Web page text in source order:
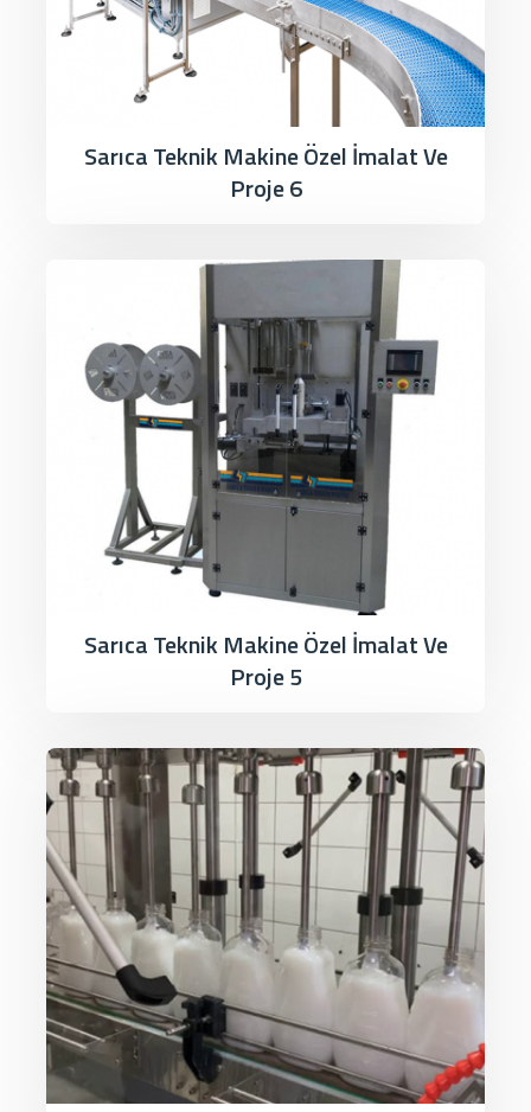
Sarıca Teknik Makine Özel İmalat Ve
Proje 6
Sarıca Teknik Makine Özel İmalat Ve
Proje 5